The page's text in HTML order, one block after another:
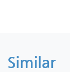
Similar